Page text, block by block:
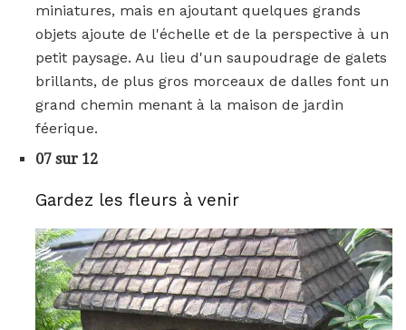
miniatures, mais en ajoutant quelques grands
objets ajoute de l'échelle et de la perspective à un
petit paysage. Au lieu d'un saupoudrage de galets
brillants, de plus gros morceaux de dalles font un
grand chemin menant à la maison de jardin
féerique.
07 sur 12
Gardez les fleurs à venir